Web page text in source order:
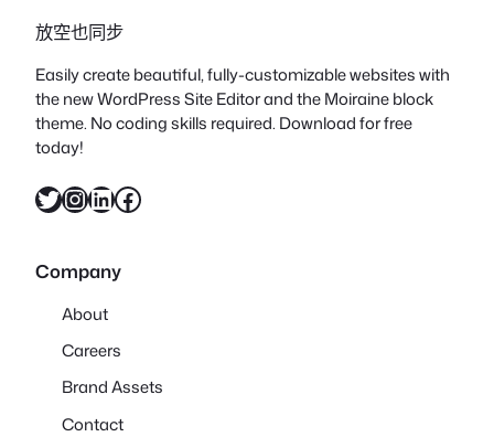
放空也同步
Easily create beautiful, fully-customizable websites with
the new WordPress Site Editor and the Moiraine block
theme. No coding skills required. Download for free
today!
X InstagramLinkedIn Facebook
Company
About
Careers
Brand Assets
Contact